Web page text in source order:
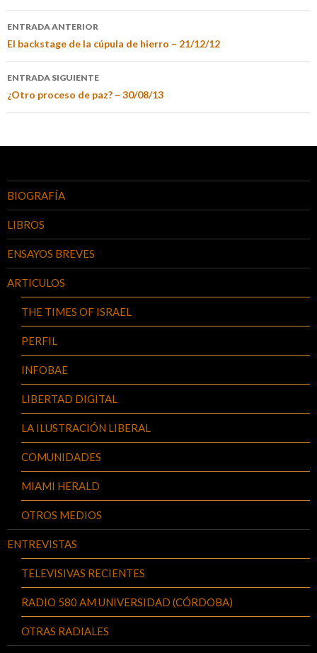
ENTRADA ANTERIOR
El backstage de la cúpula de hierro – 21/12/12
ENTRADA SIGUIENTE
¿Otro proceso de paz? – 30/08/13
BIOGRAFÍA
LIBROS
ENSAYOS BREVES
ARTICULOS
THE TIMES OF ISRAEL
PERFIL
INFOBAE
LIBERTAD DIGITAL
LA ILUSTRACIÓN LIBERAL
COMUNIDADES
MIAMI HERALD
OTROS MEDIOS
ENTREVISTAS
TELEVISIVAS RECIENTES
RADIO 580 AM UNIVERSIDAD (CÓRDOBA)
OTRAS RADIALES